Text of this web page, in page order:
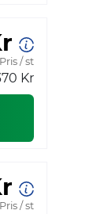
Pris / st
Kr
Pris / st